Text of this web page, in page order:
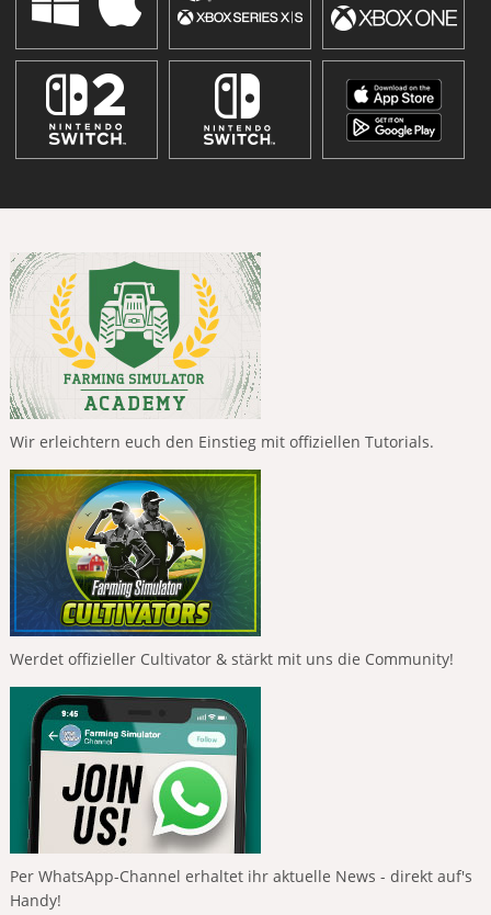
Wir erleichtern euch den Einstieg mit offiziellen Tutorials.
Werdet offizieller Cultivator & stärkt mit uns die Community!
Per WhatsApp-Channel erhaltet ihr aktuelle News - direkt auf's
Handy!